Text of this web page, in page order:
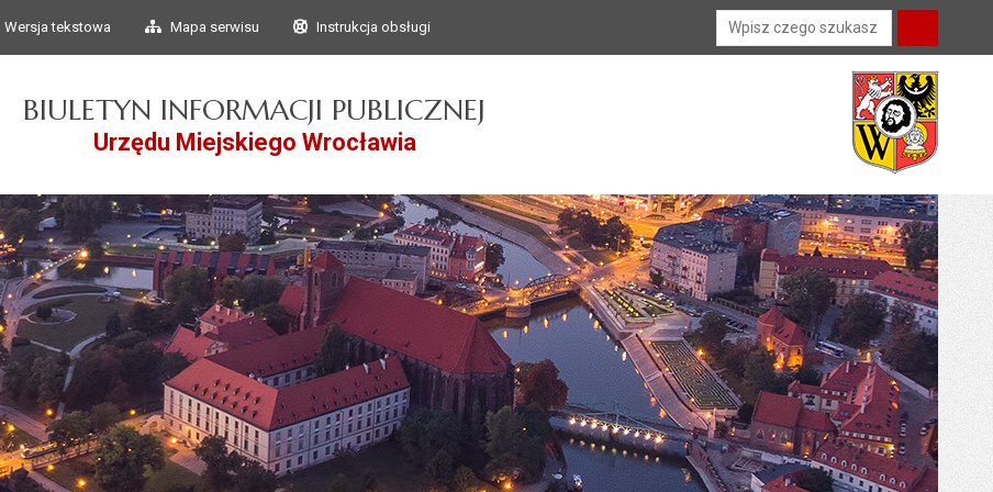
Przejdź do głównego
Przejdź do treści
Wersja tekstowa Mapa serwisu Instrukcja obsługi Wyszukiwarka
BIULETYN INFORMACJI PUBLICZNEJ
Urzędu Miejskiego Wrocławia